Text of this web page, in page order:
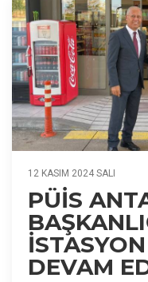
12 KASIM 2024 SALI
PÜİS
DEVAM